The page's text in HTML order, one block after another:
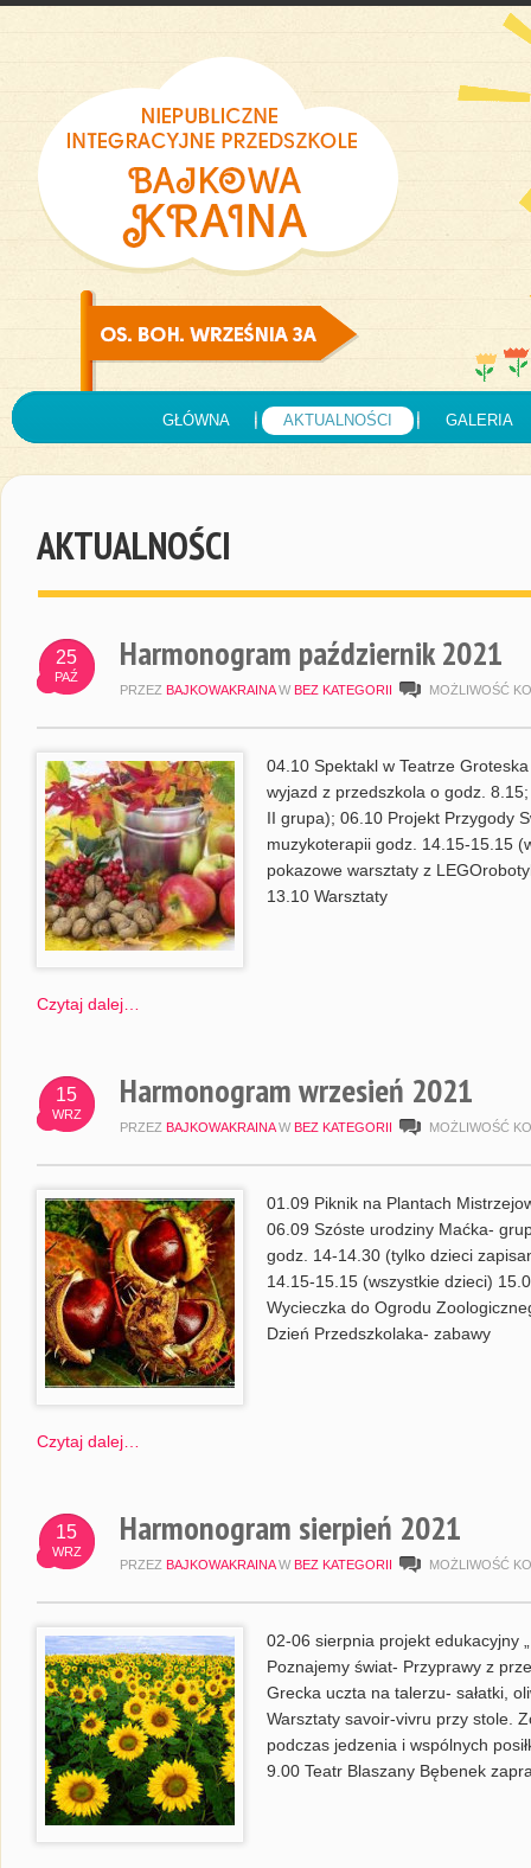
GŁÓWNA AKTUALNOŚCI GALERIA
AKTUALNOŚCI
25
PAŹ
Harmonogram październik 2021
PRZEZ BAJKOWAKRAINA W BEZ KATEGORII MOŻLIWOŚĆ
04.10 Spektakl w Teatrze
wyjazd z przedszkola o godz.
II grupa); 06.10 Projekt Przygody
muzykoterapii godz. 14.15-15.15
pokazowe warsztaty z
13.10 Warsztaty
Czytaj dalej…
15
WRZ
Harmonogram wrzesień 2021
PRZEZ BAJKOWAKRAINA W BEZ KATEGORII MOŻLIWOŚĆ
01.09 Piknik na Plantach
06.09 Szóste urodziny Maćka-
godz. 14-14.30 (tylko dzieci
14.15-15.15 (wszystkie dzieci)
Wycieczka do Ogrodu
Dzień Przedszkolaka- zabawy
Czytaj dalej…
15
WRZ
Harmonogram sierpień 2021
PRZEZ BAJKOWAKRAINA W BEZ KATEGORII MOŻLIWOŚĆ
02-06 sierpnia projekt edukacyjny
Poznajemy świat- Przyprawy z
Grecka uczta na talerzu- sałatki,
Warsztaty savoir-vivru przy stole.
podczas jedzenia i wspólnych
9.00 Teatr Blaszany Bębenek